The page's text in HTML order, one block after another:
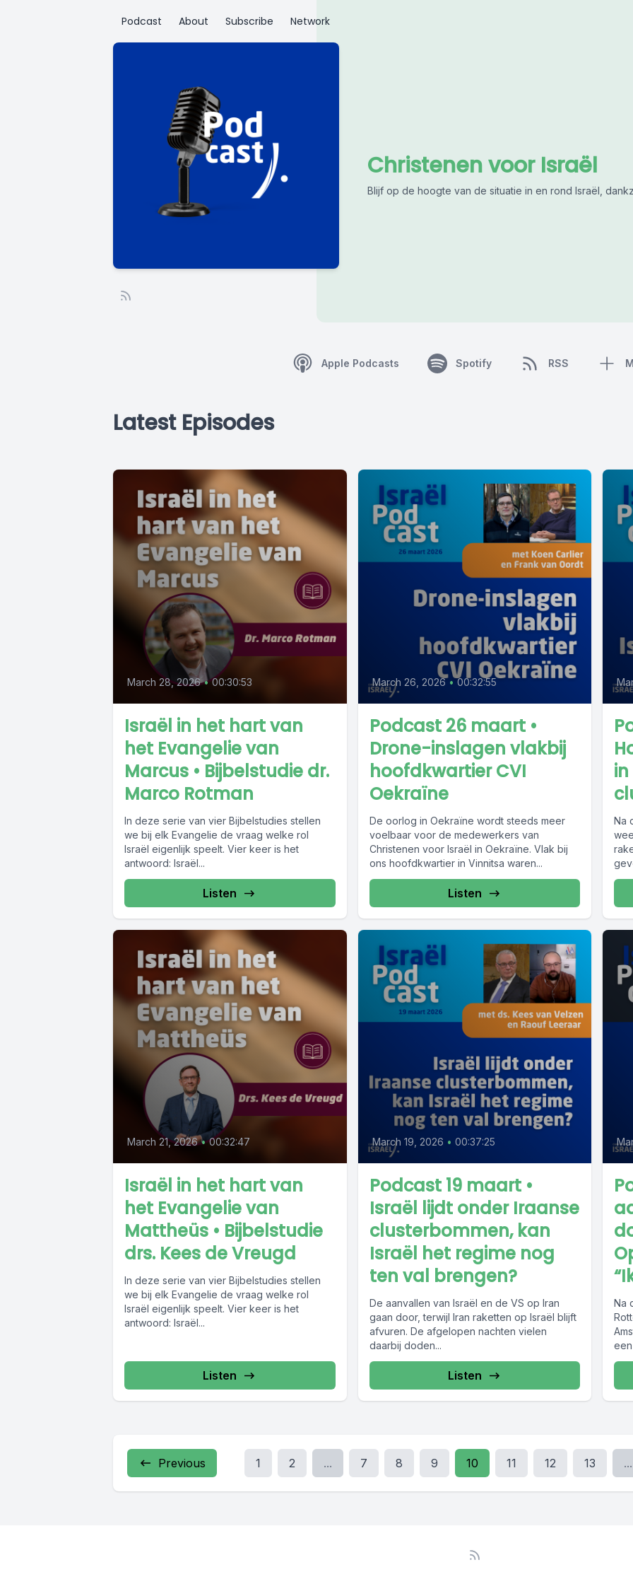
Podcast About Subscribe Network
Christenen voor Israël
Blijf op de hoogte van de situatie in en rond Israël,
Apple Podcasts Spotify RSS
Latest Episodes
March 28, 2026 • 00:30:53
Israël in het hart van
het Evangelie van
Marcus • Bijbelstudie dr.
Marco Rotman
In deze serie van vier Bijbelstudies stellen
we bij elk Evangelie de vraag welke rol
Israël eigenlijk speelt. Vier keer is het
antwoord: Israël...
Listen
March 26, 2026 • 00:32:55
Podcast 26 maart •
Drone-inslagen vlakbij
hoofdkwartier CVI
Oekraïne
De oorlog in Oekraïne wordt steeds meer
voelbaar voor de medewerkers van
Christenen voor Israël in Oekraïne. Vlak bij
ons hoofdkwartier in Vinnitsa waren...
Listen
Na
March 21, 2026 • 00:32:47
Israël in het hart van
het Evangelie van
Mattheüs • Bijbelstudie
drs. Kees de Vreugd
In deze serie van vier Bijbelstudies stellen
we bij elk Evangelie de vraag welke rol
Israël eigenlijk speelt. Vier keer is het
antwoord: Israël...
Listen
March 19, 2026 • 00:37:25
Podcast 19 maart •
Israël lijdt onder Iraanse
clusterbommen, kan
Israël het regime nog
ten val brengen?
De aanvallen van Israël en de VS op Iran
gaan door, terwijl Iran raketten op Israël blijft
afvuren. De afgelopen nachten vielen
daarbij doden...
Listen
Na
Previous 1 2 ... 7 8 9 10 11 12 13 ...